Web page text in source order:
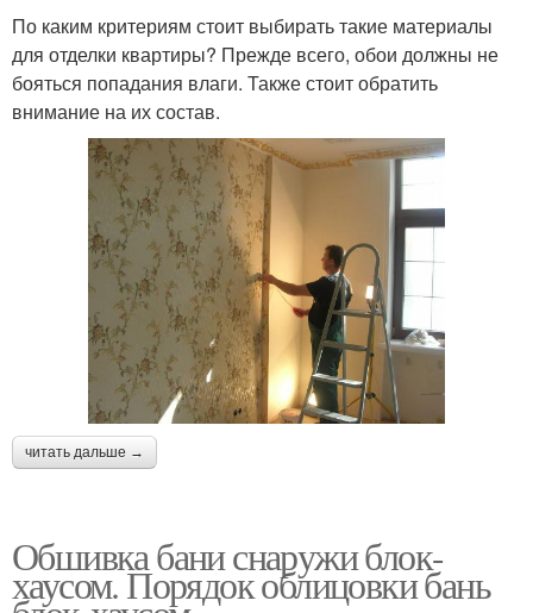
По каким критериям стоит выбирать такие материалы
для отделки квартиры? Прежде всего, обои должны не
бояться попадания влаги. Также стоит обратить
внимание на их состав.
читать дальше →
Обшивка бани снаружи блок-
хаусом. Порядок облицовки бань